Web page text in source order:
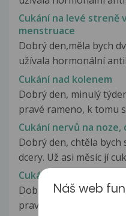
Cukání na levé streně
menstruace
Dobrý den,měla bych
užívala hormonální
Cukání nad kolenem
Dobrý den, minulý
pravé rameno, k tomu
Cukání nervů na noze,
Dobrý den, chtěla bych
dcery. Už asi měsíc jí
Cukání nervu v prstu
Dobry den. Uz cca 10
prave ruky. Cukani se
Náš web